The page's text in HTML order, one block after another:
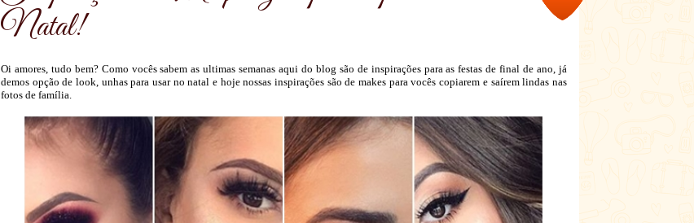
Natal!
Oi amores, tudo bem? Como vocês sabem as ultimas semanas aqui do blog são de inspirações para as festas de final de ano, já
demos opção de look, unhas para usar no natal e hoje nossas inspirações são de makes para vocês copiarem e saírem lindas nas
fotos de família.